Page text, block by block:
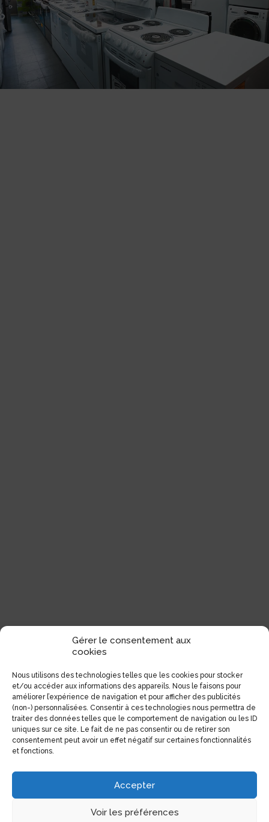
Gérer le consentement aux
cookies
Nous utilisons des technologies telles que les cookies pour stocker
et/ou accéder aux informations des appareils. Nous le faisons pour
améliorer l’expérience de navigation et pour afficher des publicités
(non-) personnalisées. Consentir à ces technologies nous permettra de
traiter des données telles que le comportement de navigation ou les ID
uniques sur ce site. Le fait de ne pas consentir ou de retirer son
consentement peut avoir un effet négatif sur certaines fonctionnalités
et fonctions.
Accepter
Voir les préférences